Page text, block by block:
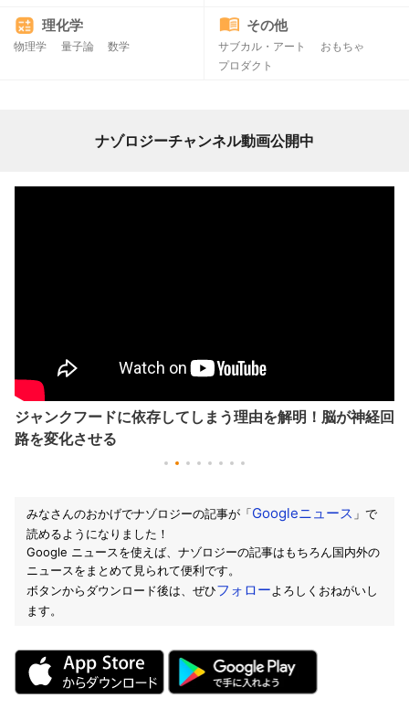
理化学
物理学 量子論 数学
その他
サブカル・アート
おもちゃ
プロダクト
ナゾロジーチャンネル動画公開中
ジャンクフードに依存してしまう理由を解明！脳が神経回
路を変化させる
みなさんのおかげでナゾロジーの記事が「Googleニュース 」で
読めるようになりました！
Google ニュースを使えば、ナゾロジーの記事はもちろん国内外の
ニュースをまとめて見られて便利です。
ボタンからダウンロード後は、ぜひフォローよろしくおねがいし
ます。